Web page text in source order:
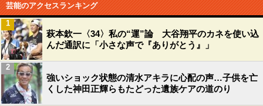
芸能のアクセスランキング
萩本欽一〈34〉私の“運”論 大谷翔平のカネを使い込
んだ通訳に「小さな声で『ありがとう』」
1
強いショック状態の清水アキラに心配の声…子供を亡
くした神田正輝らもたどった遺族ケアの道のり
2